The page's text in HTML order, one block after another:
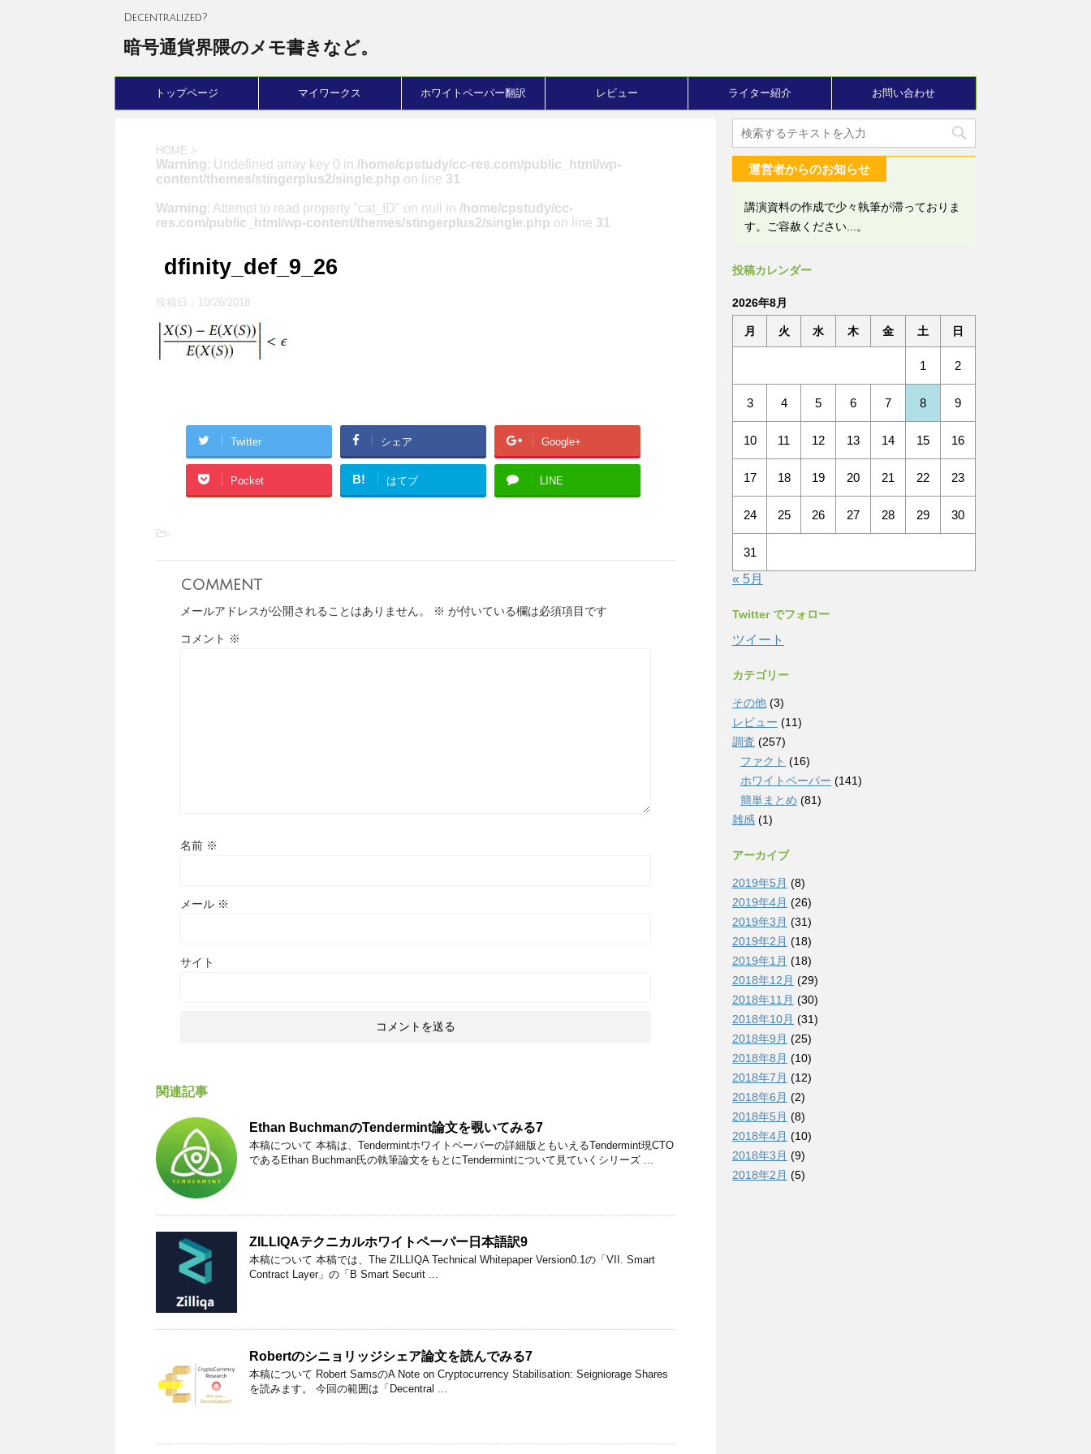
Decentralized?
暗号通貨界隈のメモ書きなど。
トップページ マイワークス ホワイトペーパー翻訳 レビュー ライター紹介 お問い合わせ
HOME >
Warning: Undefined array key 0 in /home/cpstudy/cc-res.com/public_html/wp-
content/themes/stingerplus2/single.php on line 31
Warning: Attempt to read property "cat_ID" on null in /home/cpstudy/cc-
res.com/public_html/wp-content/themes/stingerplus2/single.php on line 31
dfinity_def_9_26
投稿日： 10/26/2018
Twitter シェア Google+
Pocket B! はてブ LINE
-
comment
メールアドレスが公開されることはありません。 ※ が付いている欄は必須項目です
コメント ※
名前 ※
メール ※
サイト
関連記事
Ethan BuchmanのTendermint論文を覗いてみる7
本稿について 本稿は、Tendermintホワイトペーパーの詳細版ともいえるTendermint現CTO
であるEthan Buchman氏の執筆論文をもとにTendermintについて見ていくシリーズ ...
ZILLIQAテクニカルホワイトペーパー日本語訳9
本稿について 本稿では、The ZILLIQA Technical Whitepaper Version0.1の「VII. Smart
Contract Layer」の「B Smart Securit ...
Robertのシニョリッジシェア論文を読んでみる7
本稿について Robert SamsのA Note on Cryptocurrency Stabilisation: Seigniorage Shares
を読みます。 今回の範囲は「Decentral ...
運営者からのお知らせ
講演資料の作成で少々執筆が滞っておりま
す。ご容赦ください...。
投稿カレンダー
2026年8月
月 火 水 木 金 土 日
1 2
3 4 5 6 7 8 9
10 11 12 13 14 15 16
17 18 19 20 21 22 23
24 25 26 27 28 29 30
31
« 5月
Twitter でフォロー
ツイート
カテゴリー
その他 (3)
レビュー (11)
調査 (257)
ファクト (16)
ホワイトペーパー (141)
簡単まとめ (81)
雑感 (1)
アーカイブ
2019年5月 (8)
2019年4月 (26)
2019年3月 (31)
2019年2月 (18)
2019年1月 (18)
2018年12月 (29)
2018年11月 (30)
2018年10月 (31)
2018年9月 (25)
2018年8月 (10)
2018年7月 (12)
2018年6月 (2)
2018年5月 (8)
2018年4月 (10)
2018年3月 (9)
2018年2月 (5)